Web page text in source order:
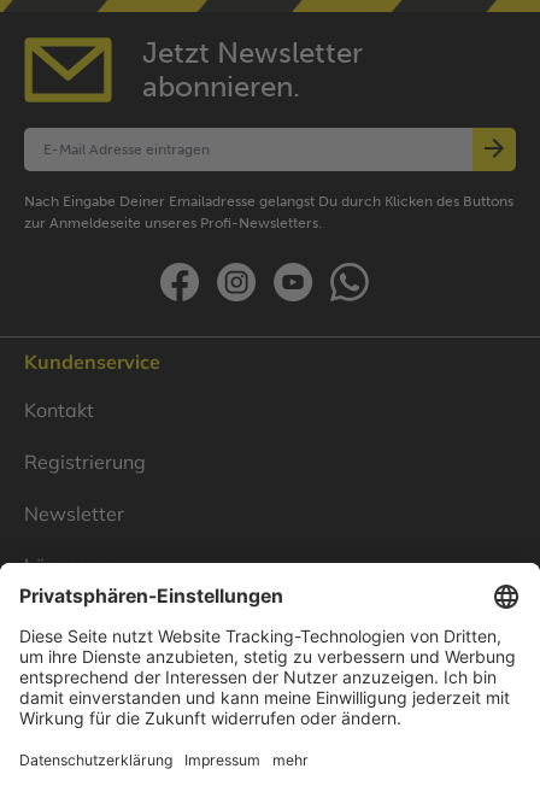
Jetzt Newsletter
abonnieren.
Nach Eingabe Deiner Emailadresse gelangst Du durch Klicken des Buttons
zur Anmeldeseite unseres Profi-Newsletters.
Kundenservice
Kontakt
Registrierung
Newsletter
Lösungen
Über Linnenbecker
Unsere Standorte
Unternehmen